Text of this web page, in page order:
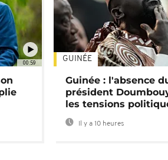
00:59 GUINÉE
Guinée : l'absence
président
les tensions
Il y a 10 heures